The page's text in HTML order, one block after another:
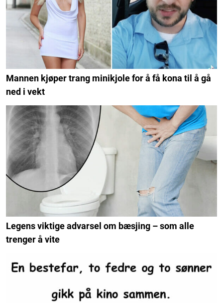
Mannen kjøper trang minikjole for å få kona til å gå
ned i vekt
Legens viktige advarsel om bæsjing – som alle
trenger å vite